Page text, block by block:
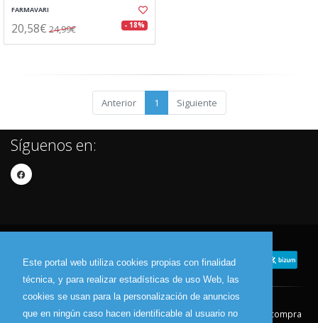
Este portal web utiliza cookies propias con finalidad
técnica, y para realizar estadísticas de uso Web, las
cookies se usan para la personalización de anuncios
que en ningún caso hacen identificable al usuario no
FARMAVARI
20,58€ 24,99€ - 18%
Anterior 1 Siguiente
Síguenos en:
Contacto Aviso Legal Condiciones de compra